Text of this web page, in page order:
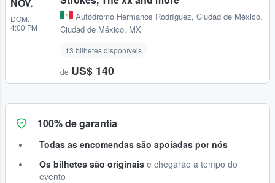
NOV.
DOM.
4:00 PM
Autódromo Hermanos Rodríguez, Ciudad de México,
Ciudad de México, MX
13 bilhetes disponíveis
de US$ 140
100% de garantia
Todas as encomendas são apoiadas por nós
Os bilhetes são originais e chegarão a tempo do
evento